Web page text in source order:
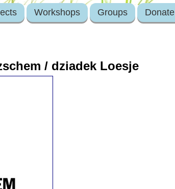
Workshops Groups Donate
/ dziadek Loesje